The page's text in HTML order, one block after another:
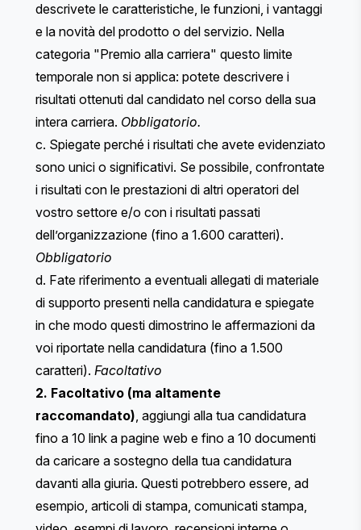
descrivete le caratteristiche, le funzioni, i vantaggi
e la novità del prodotto o del servizio. Nella
categoria "Premio alla carriera" questo limite
temporale non si applica: potete descrivere i
risultati ottenuti dal candidato nel corso della sua
intera carriera. Obbligatorio.
c. Spiegate perché i risultati che avete evidenziato
sono unici o significativi. Se possibile, confrontate
i risultati con le prestazioni di altri operatori del
vostro settore e/o con i risultati passati
dell’organizzazione (fino a 1.600 caratteri).
Obbligatorio
d. Fate riferimento a eventuali allegati di materiale
di supporto presenti nella candidatura e spiegate
in che modo questi dimostrino le affermazioni da
voi riportate nella candidatura (fino a 1.500
caratteri). Facoltativo
2. Facoltativo (ma altamente
raccomandato), aggiungi alla tua candidatura
fino a 10 link a pagine web e fino a 10 documenti
da caricare a sostegno della tua candidatura
davanti alla giuria. Questi potrebbero essere, ad
esempio, articoli di stampa, comunicati stampa,